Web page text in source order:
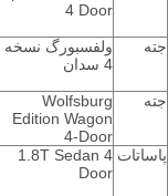
4 Door
جته
ولفسبورگ نسخه
4 سدان
جته
Wolfsburg
Edition Wagon
4-Door
پاساتات 1.8T Sedan 4
Door